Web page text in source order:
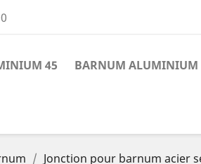
45 BARNUM ALUMINIUM
Jonction pour barnum acier